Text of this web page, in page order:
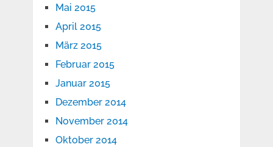
Mai 2015
April 2015
März 2015
Februar 2015
Januar 2015
Dezember 2014
November 2014
Oktober 2014